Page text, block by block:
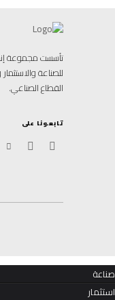
للصناعة
القطاع الصناعي.
تابعونا على
صناعة
استثمار